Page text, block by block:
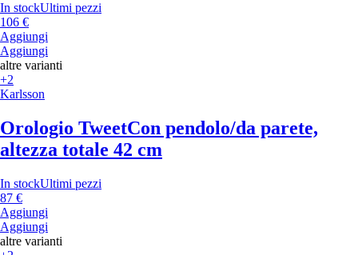
In stockUltimi pezzi
106 €
Aggiungi
Aggiungi
altre varianti
+2
Karlsson
Orologio TweetCon pendolo/da parete,
altezza totale 42 cm
In stockUltimi pezzi
87 €
Aggiungi
Aggiungi
altre varianti